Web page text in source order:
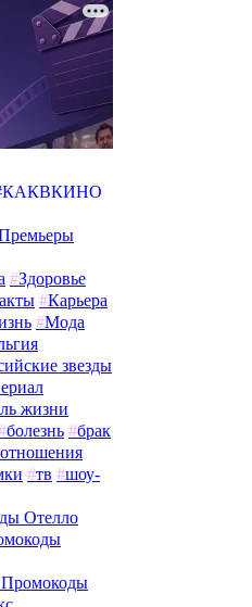
#Здоровье
#Карьера
#Мода
звезды
жизни
болезнь #брак
отношения
#тв #шоу-
Отелло
Промокоды